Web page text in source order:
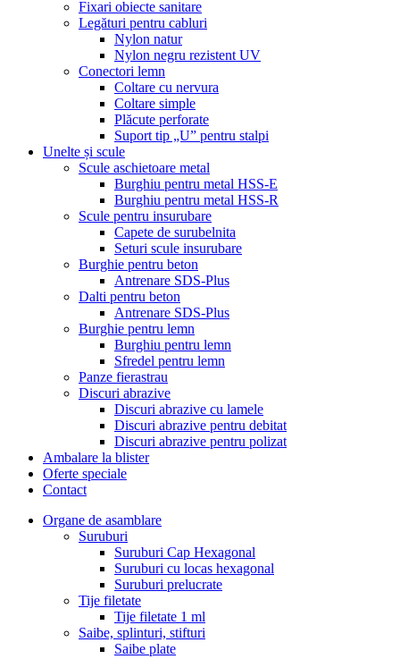
Fixari obiecte sanitare
Legături pentru cabluri
Nylon natur
Nylon negru rezistent UV
Conectori lemn
Coltare cu nervura
Coltare simple
Plăcute perforate
Suport tip „U” pentru stalpi
Unelte și scule
Scule aschietoare metal
Burghiu pentru metal HSS-E
Burghiu pentru metal HSS-R
Scule pentru insurubare
Capete de surubelnita
Seturi scule insurubare
Burghie pentru beton
Antrenare SDS-Plus
Dalti pentru beton
Antrenare SDS-Plus
Burghie pentru lemn
Burghiu pentru lemn
Sfredel pentru lemn
Panze fierastrau
Discuri abrazive
Discuri abrazive cu lamele
Discuri abrazive pentru debitat
Discuri abrazive pentru polizat
Ambalare la blister
Oferte speciale
Contact
Organe de asamblare
Suruburi
Suruburi Cap Hexagonal
Suruburi cu locas hexagonal
Suruburi prelucrate
Tije filetate
Tije filetate 1 ml
Saibe, splinturi, stifturi
Saibe plate